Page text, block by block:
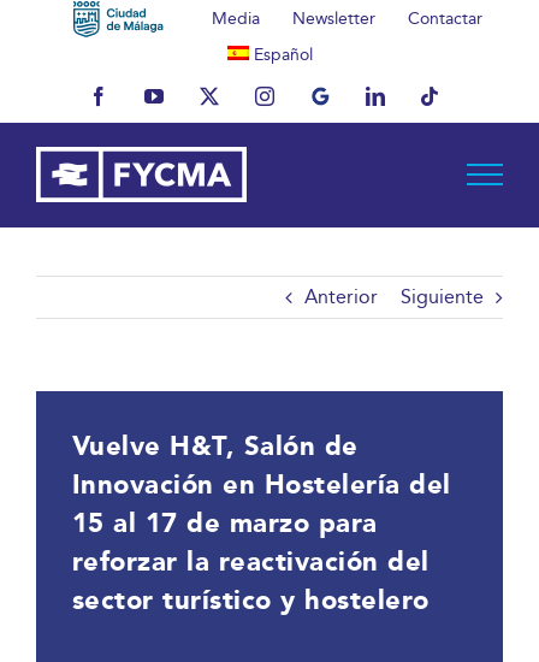
Media Newsletter
Contactar
Español
FacebookYouTubeX InstagramMyBusinessLinkedInTiktok
Anterior Siguiente
Vuelve H&T, Salón de
Innovación en Hostelería del
15 al 17 de marzo para
reforzar la reactivación del
sector turístico y hostelero